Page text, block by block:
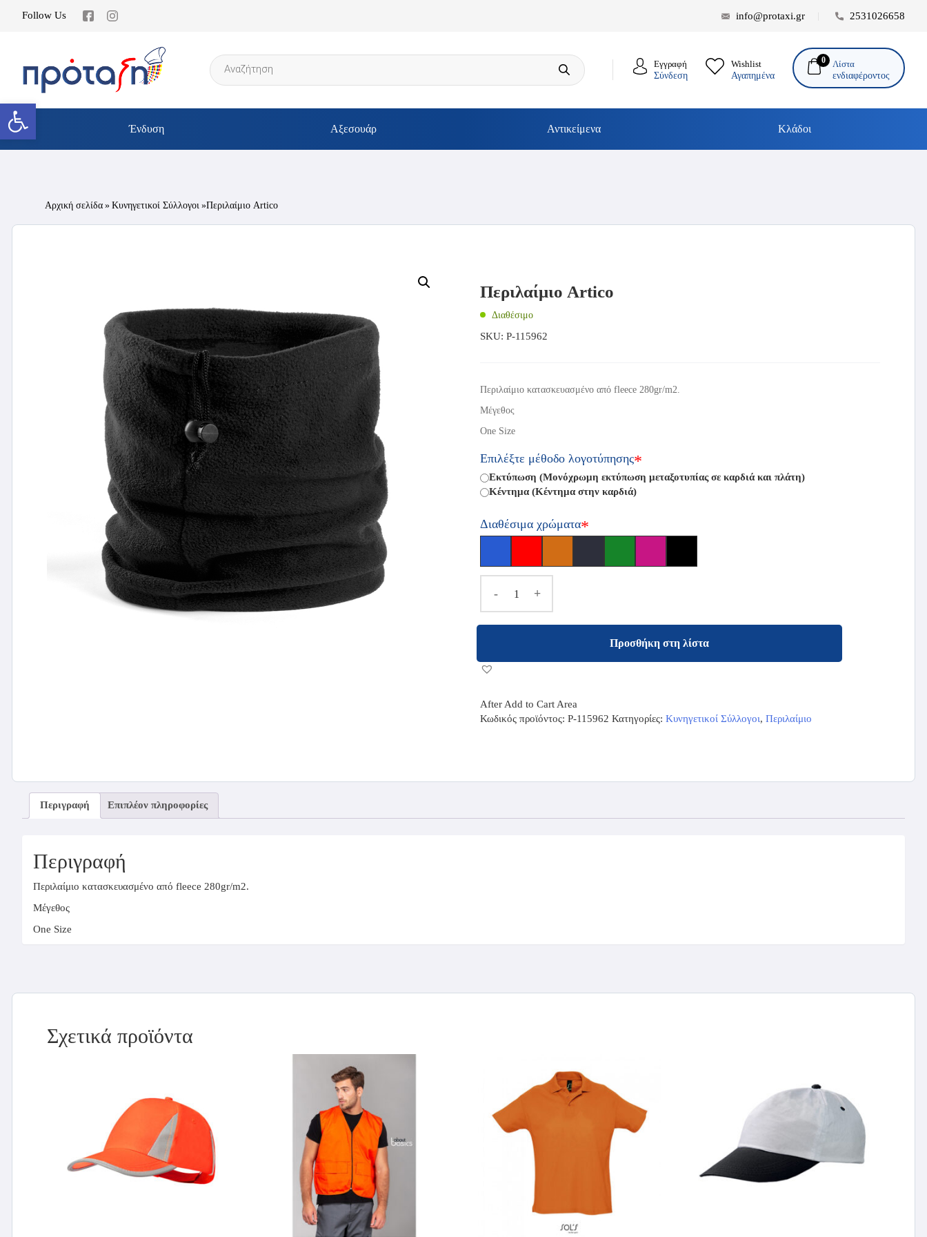
Ανοίξτε τη γραμμή εργαλείων
Follow Us info@protaxi.gr 2531026658
Products
search
Εγγραφή
Σύνδεση
Wishlist
Αγαπημένα
0
Λίστα
ενδιαφέροντος
Ένδυση Αξεσουάρ Αντικείμενα Κλάδοι
Αρχική σελίδα » Κυνηγετικοί Σύλλογοι »Περιλαίμιο Artico
Περιλαίμιο Artico
Διαθέσιμο
SKU:P-115962
Περιλαίμιο κατασκευασμένο από fleece 280gr/m2.
Μέγεθος
One Size
*
Επιλέξτε μέθοδο λογοτύπησης
Εκτύπωση (Μονόχρωμη εκτύπωση μεταξοτυπίας σε καρδιά και πλάτη)
Κέντημα (Κέντημα στην καρδιά)
*
Διαθέσιμα χρώματα
- +
Προσθήκη στη λίστα
After Add to Cart Area
Κωδικός προϊόντος:P-115962 Κατηγορίες:Κυνηγετικοί Σύλλογοι,Περιλαίμιο
Περιγραφή Επιπλέον πληροφορίες
Περιγραφή
Περιλαίμιο κατασκευασμένο από fleece 280gr/m2.
Μέγεθος
One Size
Σχετικά προϊόντα